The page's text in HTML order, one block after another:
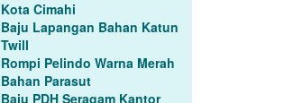
Kota Cimahi
Baju Lapangan Bahan Katun
Twill
Rompi Pelindo Warna Merah
Bahan Parasut
Baju PDH Seragam Kantor